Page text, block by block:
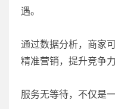
遇。
通过数据分析，商家
精准营销，提升竞争力
服务无等待，不仅是